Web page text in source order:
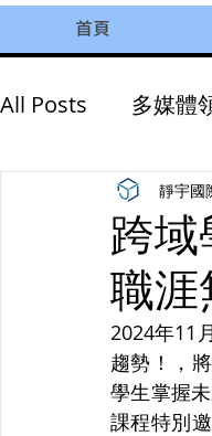
首頁
All Posts 多媒體
AI智慧教育
跨域
職涯
靜宇國
2024年11
趨勢！，
學生掌握
課程特別